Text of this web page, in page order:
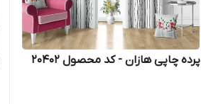
پرده چاپی هازان - کد محصول 20402